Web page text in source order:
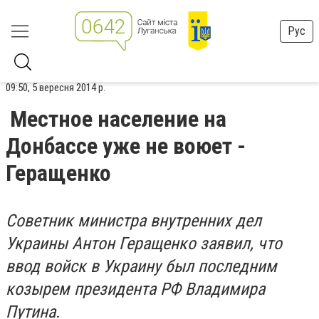
Рус
09:50, 5 вересня 2014 р.
Местное население на
Донбассе уже не воюет -
Геращенко
Советник министра внутренних дел
Украины Антон Геращенко заявил, что
ввод войск в Украину был последним
козырем президента РФ Владимира
Путина.